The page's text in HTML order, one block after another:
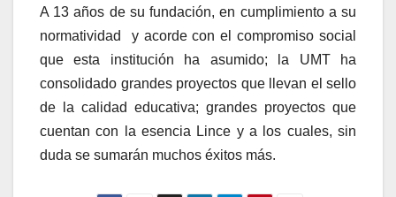
A 13 años de su fundación, en cumplimiento a su
normatividad y acorde con el compromiso social
que esta institución ha asumido; la UMT ha
consolidado grandes proyectos que llevan el sello
de la calidad educativa; grandes proyectos que
cuentan con la esencia Lince y a los cuales, sin
duda se sumarán muchos éxitos más.